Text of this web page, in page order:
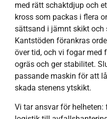
med rätt schaktdjup och
kross som packas i flera
sättsand i jämnt skikt och
Kantstöden förankras
över tid, och vi fogar med
ogräs och ger stabilitet.
passande maskin för att
skada stenens ytskikt.
Vi tar ansvar för